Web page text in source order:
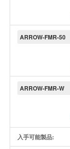
ARROW-FMR-50
ARROW-FMR-W
入手可能製品: